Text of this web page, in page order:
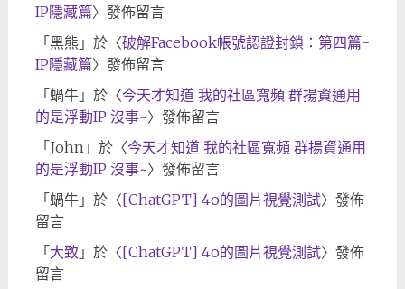
IP隱藏篇〉發佈留言
「 黑熊 」於〈破解Facebook帳號認證封鎖：第四篇-
IP隱藏篇〉發佈留言
「 蝸牛」於〈今天才知道 我的社區寬頻 群揚資通用
的是浮動IP 沒事~〉發佈留言
「 John」於〈今天才知道 我的社區寬頻 群揚資通用
的是浮動IP 沒事~〉發佈留言
「 蝸牛」於〈[ChatGPT] 4o的圖片視覺測試〉發佈
留言
「 大致 」於〈[ChatGPT] 4o的圖片視覺測試〉發佈
留言